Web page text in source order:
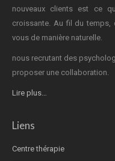
nouveaux clients est ce
croissante. Au fil du temps,
vous de manière naturelle.
nous recrutant des
proposer une collaboration.
Lire plus…
Liens
Centre thérapie